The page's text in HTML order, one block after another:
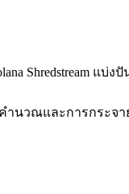
Shredstream แบ่
านวณและการกระจา